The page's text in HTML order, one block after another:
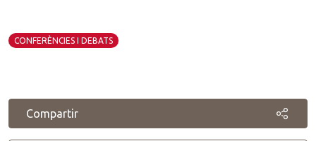
CONFERÈNCIES I DEBATS
Compartir